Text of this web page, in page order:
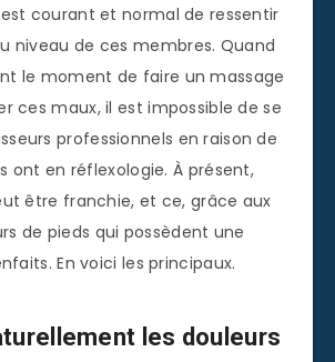
courant et normal de ressentir
niveau de ces membres. Quand
le moment de faire un massage
ces maux, il est impossible de se
professionnels en raison de
ont en réflexologie. À présent,
être franchie, et ce, grâce aux
de pieds qui possèdent une
En voici les principaux.
les douleurs